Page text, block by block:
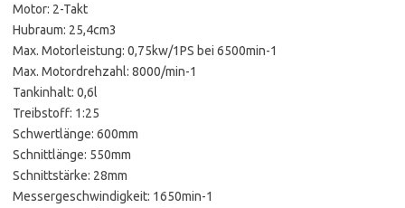
Motor: 2-Takt
Hubraum: 25,4cm3
Max. Motorleistung: 0,75kw/1PS bei 6500min-1
Max. Motordrehzahl: 8000/min-1
Tankinhalt: 0,6l
Treibstoff: 1:25
Schwertlänge: 600mm
Schnittlänge: 550mm
Schnittstärke: 28mm
Messergeschwindigkeit: 1650min-1